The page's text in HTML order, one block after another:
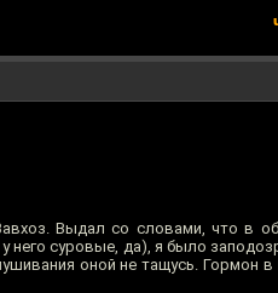
Выдал со словами, что в
суровые, да), я было
оной не тащусь. Гормон в